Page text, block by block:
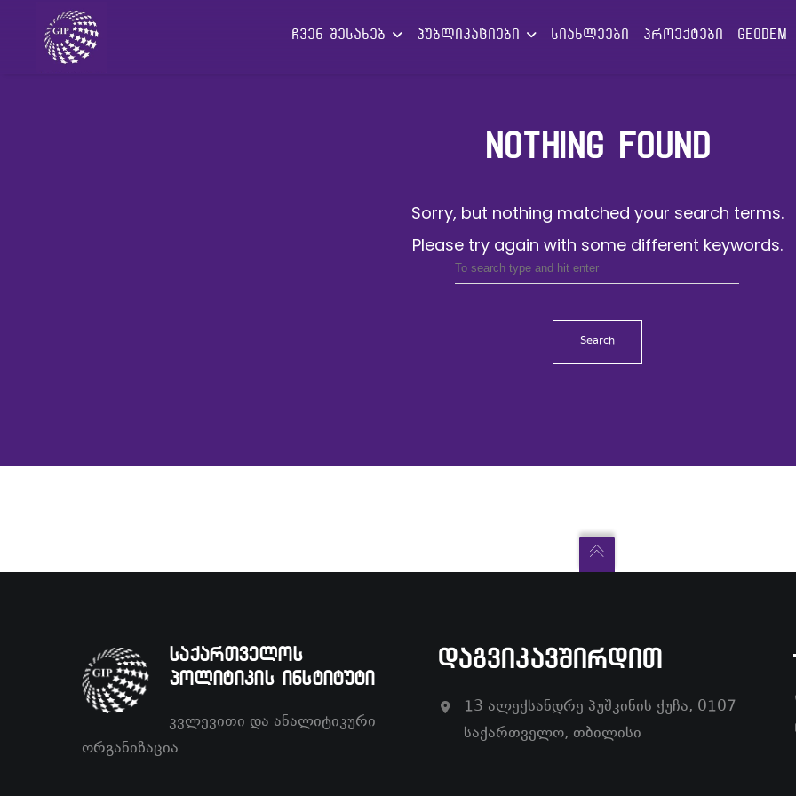
ჩვენ შესახებ პუბლიკაციები სიახლეები პროექტები GEODEM
NOTHING FOUND
Sorry, but nothing matched your search terms.
Please try again with some different keywords.
Search
საქართველოს
პოლიტიკის ინსტიტუტი
კვლევითი და ანალიტიკური
ორგანიზაცია
ᲓᲐᲒᲕᲘᲙᲐᲕᲨᲘᲠᲓᲘᲗ
13 ალექსანდრე პუშკინის ქუჩა, 0107
საქართველო, თბილისი